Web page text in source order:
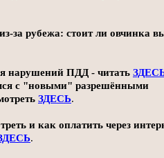
за рубежа: стоит ли овчинка
нарушений ПДД - читать
с "новыми" разрешёнными
ЗДЕСЬ.
и как оплатить через
.